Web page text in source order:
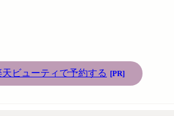
天ビューティで予約する [PR]